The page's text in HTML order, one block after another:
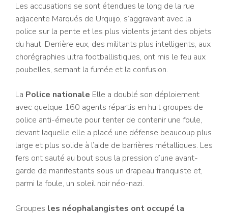
Les accusations se sont étendues le long de la rue
adjacente Marqués de Urquijo, s’aggravant avec la
police sur la pente et les plus violents jetant des objets
du haut. Derrière eux, des militants plus intelligents, aux
chorégraphies ultra footballistiques, ont mis le feu aux
poubelles, semant la fumée et la confusion.
La Police nationale Elle a doublé son déploiement
avec quelque 160 agents répartis en huit groupes de
police anti-émeute pour tenter de contenir une foule,
devant laquelle elle a placé une défense beaucoup plus
large et plus solide à l’aide de barrières métalliques. Les
fers ont sauté au bout sous la pression d’une avant-
garde de manifestants sous un drapeau franquiste et,
parmi la foule, un soleil noir néo-nazi.
Groupes les néophalangistes ont occupé la